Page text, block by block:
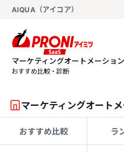
AIQUA（アイコア）
マーケティングオートメーション
おすすめ比較・診断
マーケティングオートメ
おすすめ比較 ラ